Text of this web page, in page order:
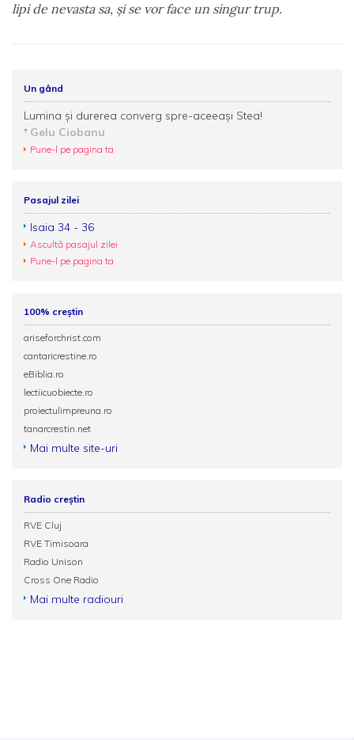
lipi de nevasta sa, şi se vor face un singur trup.
Un gând
Lumina și durerea converg spre-aceeași Stea!
Gelu Ciobanu
Pune-l pe pagina ta
Pasajul zilei
Isaia 34 - 36
Ascultă pasajul zilei
Pune-l pe pagina ta
100% creștin
ariseforchrist.com
cantaricrestine.ro
eBiblia.ro
lectiicuobiecte.ro
proiectulimpreuna.ro
tanarcrestin.net
Mai multe site-uri
Radio creștin
RVE Cluj
RVE Timisoara
Radio Unison
Cross One Radio
Mai multe radiouri